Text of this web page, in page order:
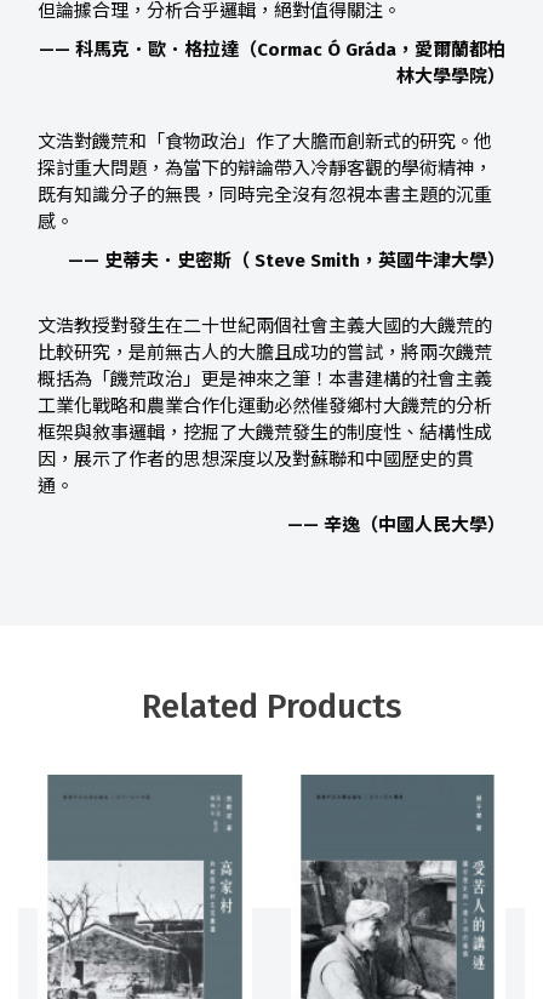
但論據合理，分析合乎邏輯，絕對值得關注。
—— 科馬克．歐．格拉達（Cormac Ó Gráda，愛爾蘭都柏
林大學學院）
文浩對饑荒和「食物政治」作了大膽而創新式的研究。他
探討重大問題，為當下的辯論帶入冷靜客觀的學術精神，
既有知識分子的無畏，同時完全沒有忽視本書主題的沉重
感。
—— 史蒂夫．史密斯（ Steve Smith，英國牛津大學）
文浩教授對發生在二十世紀兩個社會主義大國的大饑荒的
比較研究，是前無古人的大膽且成功的嘗試，將兩次饑荒
概括為「饑荒政治」更是神來之筆！本書建構的社會主義
工業化戰略和農業合作化運動必然催發鄉村大饑荒的分析
框架與敘事邏輯，挖掘了大饑荒發生的制度性、結構性成
因，展示了作者的思想深度以及對蘇聯和中國歷史的貫
通。
—— 辛逸（中國人民大學）
Related Products